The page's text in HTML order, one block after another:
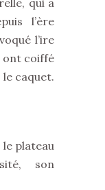
qui a
l’ère
l’ire
ont coiffé
caquet.
le plateau
son